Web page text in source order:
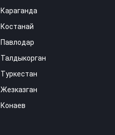
Караганда
Костанай
Павлодар
Талдыкорган
Туркестан
Жезказган
Конаев